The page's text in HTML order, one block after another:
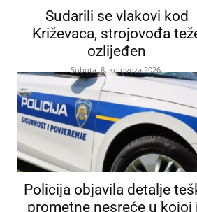
Sudarili se vlakovi kod
Križevaca, strojovođa
ozlijeđen
Subota, 8. kolovoza 2026.
Policija objavila detalje
prometne nesreće u kojoj